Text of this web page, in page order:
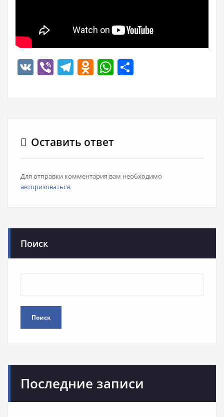
VK ViberTelegram
Odnoklassniki
WhatsApp
Оставить ответ
Для отправки комментария вам необходимо
авторизоваться.
Поиск
Поиск
Последние записи